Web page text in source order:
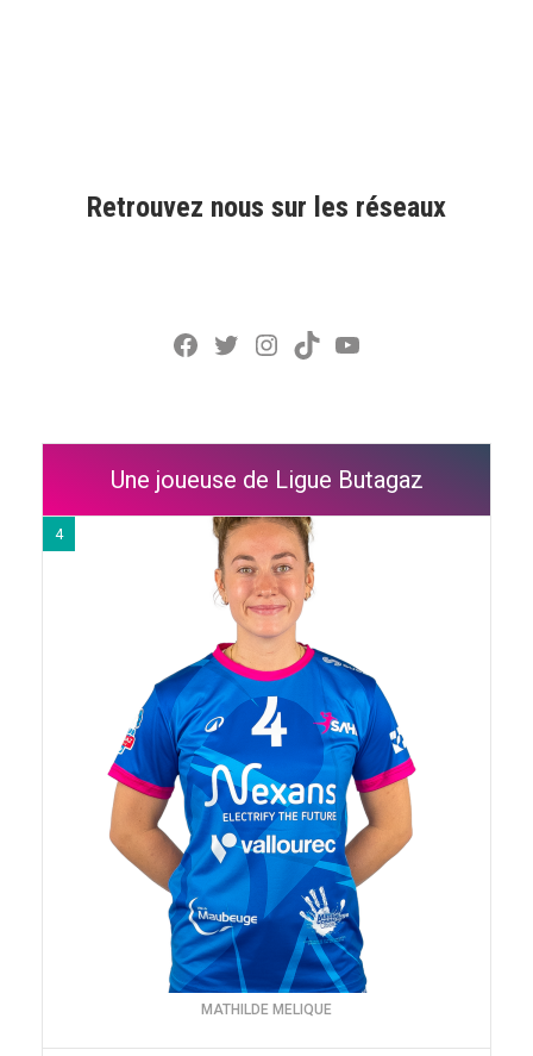
Retrouvez nous sur les réseaux
Facebook
Twitter
Instagram
TikTokYouTube
Une joueuse de Ligue Butagaz
4
MATHILDE MELIQUE